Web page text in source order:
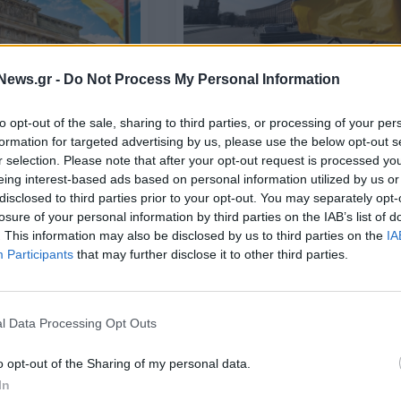
- Do Not Process My Personal Information
opt-out of the sale, sharing to third parties, or processing of your
for targeted advertising by us, please use the below opt-out
selection. Please note that after your opt-out request is processed
interest-based ads based on personal information utilized by us
to third parties prior to your opt-out. You may separately
of your personal information by third parties on the IAB’s list of
This information may also be disclosed by us to third parties on the
Participants that may further disclose it to other third parties.
Data Processing Opt Outs
opt-out of the Sharing of my personal data.
Ουκρανία, ο μεγαλύτερος
Ποιες χώρες ακολουθούν (SIPRI)
10/03/2025 - 08:46
τις
στο Ισραήλ